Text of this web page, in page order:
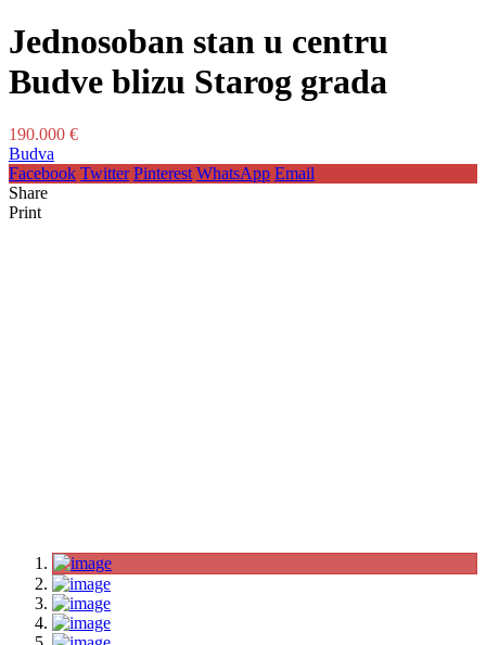
Jednosoban stan u centru
Budve blizu Starog grada
190.000 €
Budva
Facebook Twitter Pinterest WhatsApp Email
Share
Print